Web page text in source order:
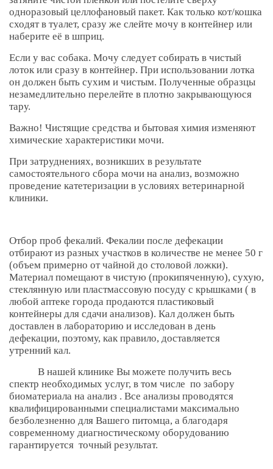
одноразовый целлофановый пакет. Как только кот/кошка
сходят в туалет, сразу же слейте мочу в контейнер или
наберите её в шприц.
Если у вас собака. Мочу следует собирать в чистый
лоток или сразу в контейнер. При использовании лотка
он должен быть сухим и чистым. Полученные образцы
незамедлительно перелейте в плотно закрывающуюся
тару.
Важно! Чистящие средства и бытовая химия изменяют
химические характеристики мочи.
При затруднениях, возникших в результате
самостоятельного сбора мочи на анализ, возможно
проведение катетеризации в условиях ветеринарной
клиники.
Отбор проб фекалий. Фекалии после дефекации
отбирают из разных участков в количестве не менее 50 г
(объем примерно от чайной до столовой ложки).
Материал помещают в чистую (прокипяченную), сухую,
стеклянную или пластмассовую посуду с крышками ( в
любой аптеке города продаются пластиковый
контейнеры для сдачи анализов). Кал должен быть
доставлен в лабораторию и исследован в день
дефекации, поэтому, как правило, доставляется
утренний кал.
В нашей клинике Вы можете получить весь
спектр необходимых услуг, в том числе по забору
биоматериала на анализ . Все анализы проводятся
квалифицированными специалистами максимально
безболезненно для Вашего питомца, а благодаря
современному диагностическому оборудованию
гарантируется точный результат.